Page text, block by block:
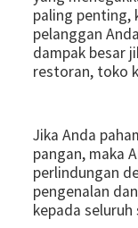
paling penting,
pelanggan
dampak besar
restoran, toko
Jika Anda
pangan, maka
perlindungan
pengenalan
kepada